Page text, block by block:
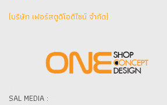
(บริษัท เฟอร์สตูดิโอดีไซน์ จำกัด]
SAL MEDIA :